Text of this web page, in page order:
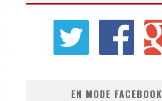
EN MODE FACEBOOK